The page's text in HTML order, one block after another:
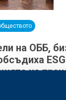
на ОББ,
ESG
на